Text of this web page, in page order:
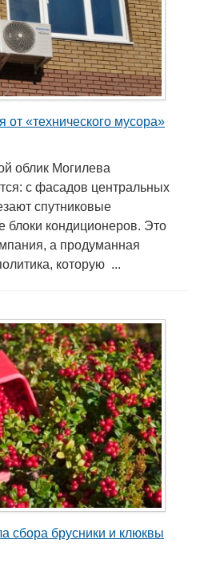
от «технического мусора»
облик Могилева
с фасадов центральных
спутниковые
блоки кондиционеров. Это
а продуманная
которую ...
сбора брусники и клюквы